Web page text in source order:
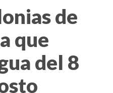
de
que
del 8